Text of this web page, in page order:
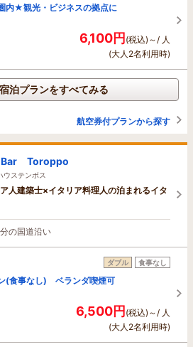
内★観光・ビジネスの拠点に
6,100円(税込)～/ 人
(大人2名利用時)
泊プランをすべてみる
航空券付プランから探す
Bar Toroppo
ウステンボス
人建築士×イタリア料理人の泊まれるイタ
の国道沿い
ダブル 食事なし
(食事なし) ベランダ喫煙可
6,500円(税込)～/ 人
(大人2名利用時)